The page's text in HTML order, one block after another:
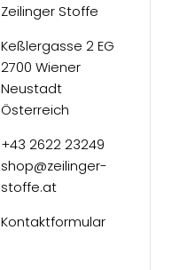
Zeilinger Stoffe
Keßlergasse 2 EG
2700 Wiener
Neustadt
Österreich
+43 2622 23249
shop@zeilinger-
stoffe.at
Kontaktformular